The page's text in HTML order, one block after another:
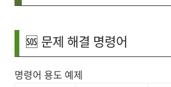
🆘 문제 해결 명령어
명령어 용도 예제